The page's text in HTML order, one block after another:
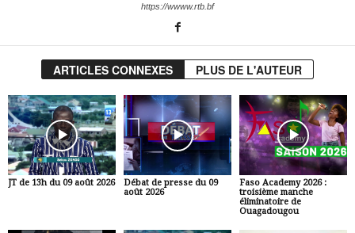
https://wwww.rtb.bf
ARTICLES CONNEXES PLUS DE L'AUTEUR
JT de 13h du 09 août 2026
Débat de presse du 09
août 2026
Faso Academy 2026 :
troisième manche
éliminatoire de
Ouagadougou